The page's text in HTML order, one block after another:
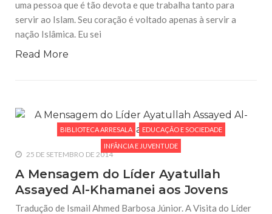
uma pessoa que é tão devota e que trabalha tanto para
servir ao Islam. Seu coração é voltado apenas à servir a
nação Islâmica. Eu sei
Read More
BIBLIOTECA ARRESALA EDUCAÇÃO E SOCIEDADE
INFÂNCIA E JUVENTUDE
25 DE SETEMBRO DE 2014
A Mensagem do Líder Ayatullah
Assayed Al-Khamanei aos Jovens
Tradução de Ismail Ahmed Barbosa Júnior. A Visita do Líder